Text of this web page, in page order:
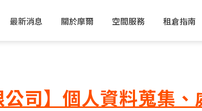
最新消息 關於摩爾 空間服務 租倉指南
公司】個人資料蒐集